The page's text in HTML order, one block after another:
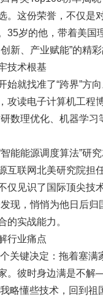
。这份荣誉，不仅是
35岁的他，带着美
新、产业赋能”的精
技术根基
始就找准了“跨界”方
攻读电子计算机工程
数理优化、机器学
能能源调度算法”研
互联网北美研究院担
仅见识了国际顶尖技
现，悄悄为他日后
的实战能力。
行业痛点
关键决定：拖着塞
。彼时身边满是不
略懂些技术，回到